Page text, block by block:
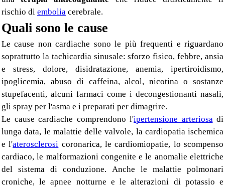
rischio di embolia cerebrale.
Quali sono le cause
Le cause non cardiache sono le più frequenti e riguardano
soprattutto la tachicardia sinusale: sforzo fisico, febbre, ansia
e stress, dolore, disidratazione, anemia, ipertiroidismo,
ipoglicemia, abuso di caffeina, alcol, nicotina o sostanze
stupefacenti, alcuni farmaci come i decongestionanti nasali,
gli spray per l'asma e i preparati per dimagrire.
Le cause cardiache comprendono l'ipertensione arteriosa di
lunga data, le malattie delle valvole, la cardiopatia ischemica
e l'aterosclerosi coronarica, le cardiomiopatie, lo scompenso
cardiaco, le malformazioni congenite e le anomalie elettriche
del sistema di conduzione. Anche le malattie polmonari
croniche, le apnee notturne e le alterazioni di potassio e